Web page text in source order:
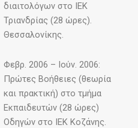
διαιτολόγων στο ΙΕΚ
Τριανδρίας (28 ώρες).
Θεσσαλονίκης.
Φεβρ. 2006 – Ιούν. 2006:
Πρώτες Βοήθειες (θεωρία
και πρακτική) στο τμήμα
Εκπαιδευτών (28 ώρες)
Οδηγών στο ΙΕΚ Κοζάνης.